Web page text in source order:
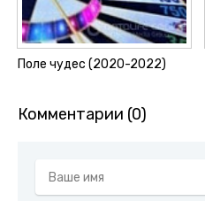
Поле чудес (2020-2022)
Комментарии (0)